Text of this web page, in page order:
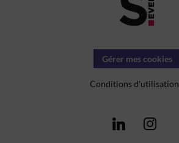
Gérer mes cookies
Conditions d'utilisation